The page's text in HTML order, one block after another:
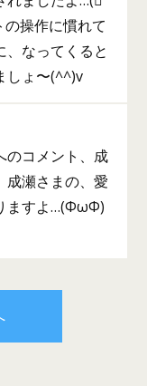
操作に慣れて
、なってくると
しょ〜(^^)v
のコメント、成
瀬さまの、愛
ますよ…(ΦωΦ)